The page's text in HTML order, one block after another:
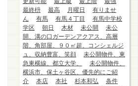
最終枡
最高 月曜日
有りませ
ん
有馬 有馬４丁目
有馬中学校
学区
朝日 木材 未公開
未公
開、溝の口ガーデンアクアス、高層
階、角部屋、９０㎡超、コンシェルジ
ュ、収納豊富、笑顔
未公開物件、東
急東横線、都立大学、
未公開物件、
横浜市、保土ヶ谷区、優先的にご紹
介
本店 本社 杉本和弘
条件